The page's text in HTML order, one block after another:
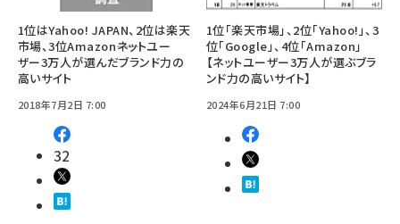
1位はYahoo! JAPAN、2位は楽天
市場、3位Amazon――ネットユー
ザー3万人が選んだブランド力の
高いサイト
2018年7月2日 7:00
32
1位「楽天市場」、2位「Yahoo!」、3
位「Google」、4位「Amazon」
【ネットユーザー3万人が選ぶブラ
ンド力の高いサイト】
2024年6月21日 7:00